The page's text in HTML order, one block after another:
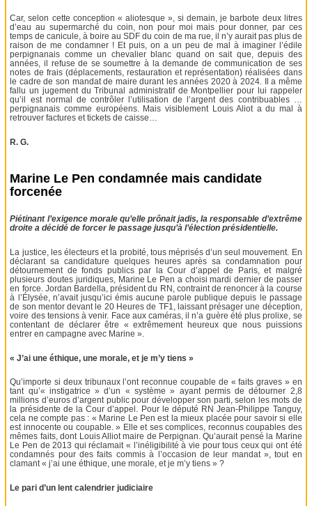
Car, selon cette conception « aliotesque », si demain, je barbote deux litres
d’eau au supermarché du coin, non pour moi mais pour donner, par ces
temps de canicule, à boire au SDF du coin de ma rue, il n’y aurait pas plus de
raison de me condamner ! Et puis, on a un peu de mal à imaginer l’édile
perpignanais comme un chevalier blanc quand on sait que, depuis des
années, il refuse de se soumettre à la demande de communication de ses
notes de frais (déplacements, restauration et représentation) réalisées dans
le cadre de son mandat de maire durant les années 2020 à 2024. Il a même
fallu un jugement du Tribunal administratif de Montpellier pour lui rappeler
qu’il est normal de contrôler l’utilisation de l’argent des contribuables …
perpignanais comme européens. Mais visiblement Louis Aliot a du mal à
retrouver factures et tickets de caisse…
R. G.
Marine Le Pen condamnée mais candidate
forcenée
Piétinant l’exigence morale qu’elle prônait jadis, la responsable d’extrême
droite a décidé de forcer le passage jusqu’à l’élection présidentielle.
La justice, les électeurs et la probité, tous méprisés d’un seul mouvement. En
déclarant sa candidature quelques heures après sa condamnation pour
détournement de fonds publics par la Cour d’appel de Paris, et malgré
plusieurs doutes juridiques, Marine Le Pen a choisi mardi dernier de passer
en force. Jordan Bardella, président du RN, contraint de renoncer à la course
à l’Élysée, n’avait jusqu’ici émis aucune parole publique depuis le passage
de son mentor devant le 20 Heures de TF1, laissant présager une déception,
voire des tensions à venir. Face aux caméras, il n’a guère été plus prolixe, se
contentant de déclarer être « extrêmement heureux que nous puissions
entrer en campagne avec Marine ».
« J’ai une éthique, une morale, et je m’y tiens »
Qu’importe si deux tribunaux l’ont reconnue coupable de « faits graves » en
tant qu’« instigatrice » d’un « système » ayant permis de détourner 2,8
millions d’euros d’argent public pour développer son parti, selon les mots de
la présidente de la Cour d’appel. Pour le député RN Jean-Philippe Tanguy,
cela ne compte pas : « Marine Le Pen est la mieux placée pour savoir si elle
est innocente ou coupable. » Elle et ses complices, reconnus coupables des
mêmes faits, dont Louis Alliot maire de Perpignan. Qu’aurait pensé la Marine
Le Pen de 2013 qui réclamait « l’inéligibilité à vie pour tous ceux qui ont été
condamnés pour des faits commis à l’occasion de leur mandat », tout en
clamant « j’ai une éthique, une morale, et je m’y tiens » ?
Le pari d’un lent calendrier judiciaire